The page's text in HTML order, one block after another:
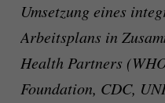
Umsetzung eines
Arbeitsplans in
Health Partners
Foundation, CDC,